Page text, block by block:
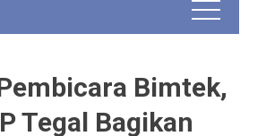
Bimtek,
Tegal Bagikan